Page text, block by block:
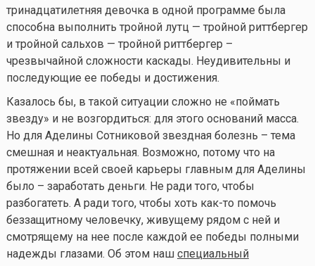
тринадцатилетняя девочка в одной программе была
способна выполнить тройной лутц — тройной риттбергер
и тройной сальхов — тройной риттбергер –
чрезвычайной сложности каскады. Неудивительны и
последующие ее победы и достижения.
Казалось бы, в такой ситуации сложно не «поймать
звезду» и не возгордиться: для этого оснований масса.
Но для Аделины Сотниковой звездная болезнь – тема
смешная и неактуальная. Возможно, потому что на
протяжении всей своей карьеры главным для Аделины
было – заработать деньги. Не ради того, чтобы
разбогатеть. А ради того, чтобы хоть как-то помочь
беззащитному человечку, живущему рядом с ней и
смотрящему на нее после каждой ее победы полными
надежды глазами. Об этом наш специальный